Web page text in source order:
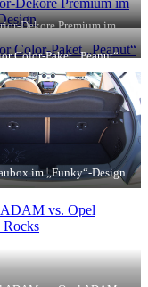
Dekore Premium im
“Surf”-Design.
Color-Paket „Peanut“.
im „Funky“-Design.